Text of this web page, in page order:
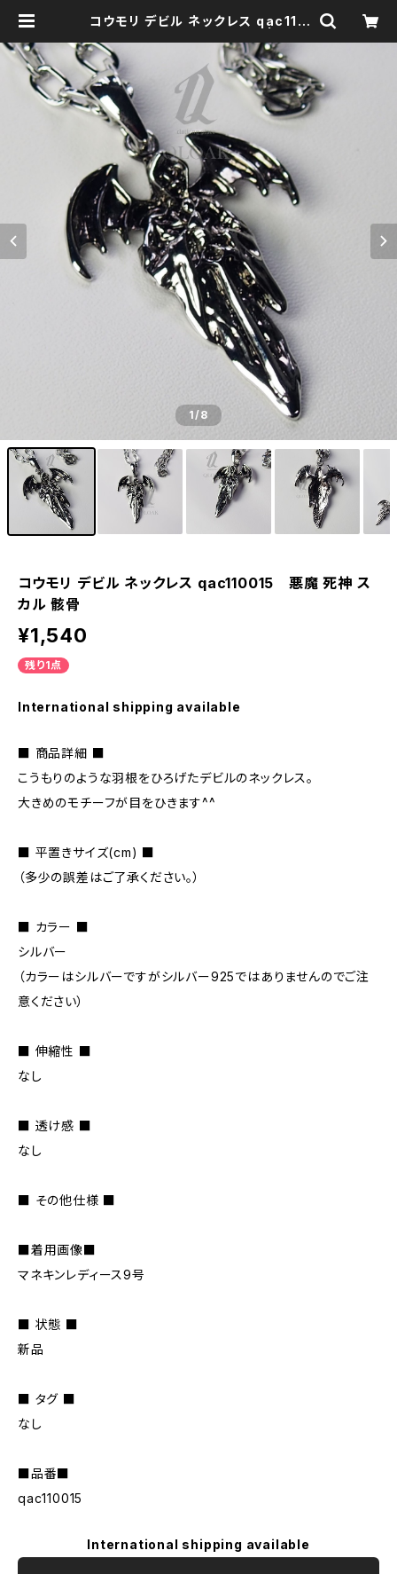
コウモリ デビル ネックレス qac110
hingstore QLOAK -クローク-
1/8
コウモリ デビル ネックレス qac110015 悪魔 死神 ス
カル 骸骨
¥1,540
残り1点
International shipping available
■ 商品詳細 ■
こうもりのような羽根をひろげたデビルのネックレス。
大きめのモチーフが目をひきます^^
■ 平置きサイズ(cm) ■
（多少の誤差はご了承ください。）
■ カラー ■
シルバー
（カラーはシルバーですがシルバー925ではありませんのでご注
意ください）
■ 伸縮性 ■
なし
■ 透け感 ■
なし
■ その他仕様 ■
■着用画像■
マネキンレディース9号
■ 状態 ■
新品
■ タグ ■
なし
■品番■
qac110015
International shipping available